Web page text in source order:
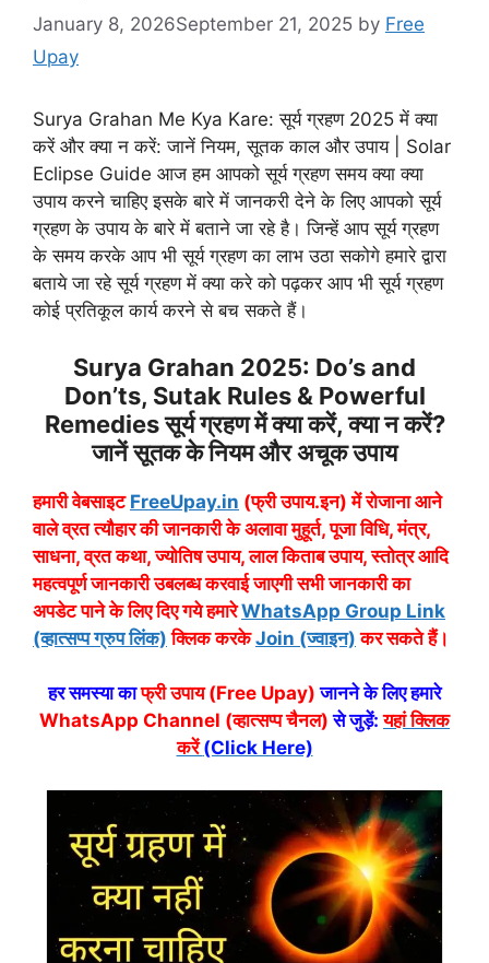
January 8, 2026September 21, 2025 by Free
Upay
Surya Grahan Me Kya Kare: सूर्य ग्रहण 2025 में क्या
करें और क्या न करें: जानें नियम, सूतक काल और उपाय | Solar
Eclipse Guide आज हम आपको सूर्य ग्रहण समय क्या क्या
उपाय करने चाहिए इसके बारे में जानकरी देने के लिए आपको सूर्य
ग्रहण के उपाय के बारे में बताने जा रहे है। जिन्हें आप सूर्य ग्रहण
के समय करके आप भी सूर्य ग्रहण का लाभ उठा सकोगे हमारे द्वारा
बताये जा रहे सूर्य ग्रहण में क्या करे को पढ़कर आप भी सूर्य ग्रहण
कोई प्रतिकूल कार्य करने से बच सकते हैं।
Surya Grahan 2025: Do’s and
Don’ts, Sutak Rules & Powerful
Remedies सूर्य ग्रहण में क्या करें, क्या न करें?
जानें सूतक के नियम और अचूक उपाय
हमारी वेबसाइट FreeUpay.in (फ्री उपाय.इन) में रोजाना आने
वाले व्रत त्यौहार की जानकारी के अलावा मुहूर्त, पूजा विधि, मंत्र,
साधना, व्रत कथा, ज्योतिष उपाय, लाल किताब उपाय, स्तोत्र आदि
महत्वपूर्ण जानकारी उबलब्ध करवाई जाएगी सभी जानकारी का
अपडेट पाने के लिए दिए गये हमारेWhatsApp Group Link
(व्हात्सप्प ग्रुप लिंक) क्लिक करकेJoin (ज्वाइन) कर सकते हैं।
हर समस्या काफ्री उपाय (Free Upay) जानने के लिए हमारे
WhatsApp Channel (व्हात्सप्प चैनल) से जुड़ें:यहां क्लिक
करें(Click Here)